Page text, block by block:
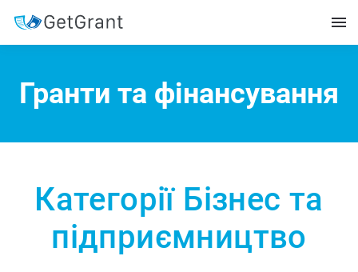
Гранти та фінансування
Категорії Бізнес та
підприємництво